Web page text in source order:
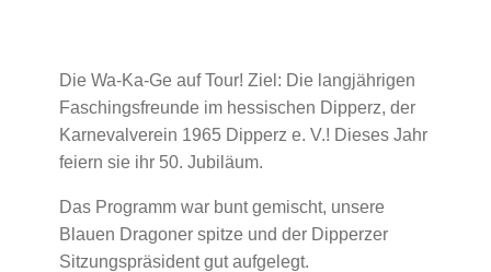
Die Wa-Ka-Ge auf Tour! Ziel: Die langjährigen
Faschingsfreunde im hessischen Dipperz, der
Karnevalverein 1965 Dipperz e. V.! Dieses Jahr
feiern sie ihr 50. Jubiläum.
Das Programm war bunt gemischt, unsere
Blauen Dragoner spitze und der Dipperzer
Sitzungspräsident gut aufgelegt.